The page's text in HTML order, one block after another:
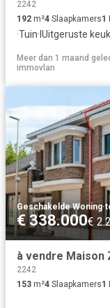
2242
192 m²4 Slaapkamers1
·Tuin· IUitgeruste
Meer dan 1 maand
immovlan
Geschakelde Woning·
€ 338.000€
à vendre Maison
2242
153 m²4 Slaapkamers1